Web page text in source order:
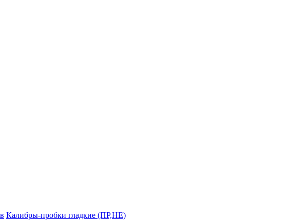
Калибры-пробки гладкие (ПР,НЕ)